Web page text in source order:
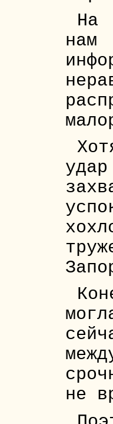
На
не